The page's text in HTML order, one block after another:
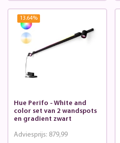
13.64%
Hue Perifo - White and
color set van 2 wandspots
en gradient zwart
Adviesprijs: 879,99